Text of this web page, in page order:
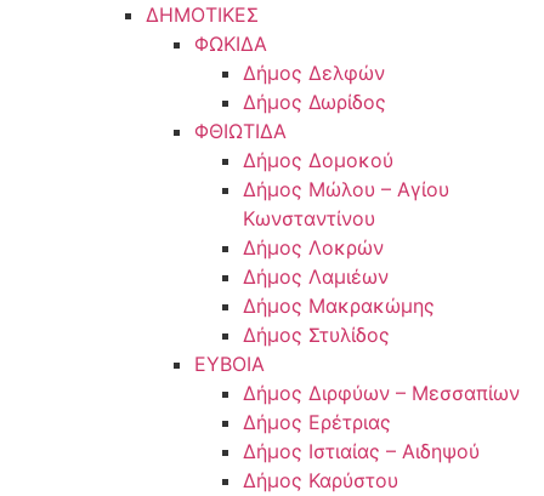
ΔΗΜΟΤΙΚΕΣ
ΦΩΚΙΔΑ
Δήμος Δελφών
Δήμος Δωρίδος
ΦΘΙΩΤΙΔΑ
Δήμος Δομοκού
Δήμος Μώλου – Αγίου
Κωνσταντίνου
Δήμος Λοκρών
Δήμος Λαμιέων
Δήμος Μακρακώμης
Δήμος Στυλίδος
ΕΥΒΟΙΑ
Δήμος Διρφύων – Μεσσαπίων
Δήμος Ερέτριας
Δήμος Ιστιαίας – Αιδηψού
Δήμος Καρύστου